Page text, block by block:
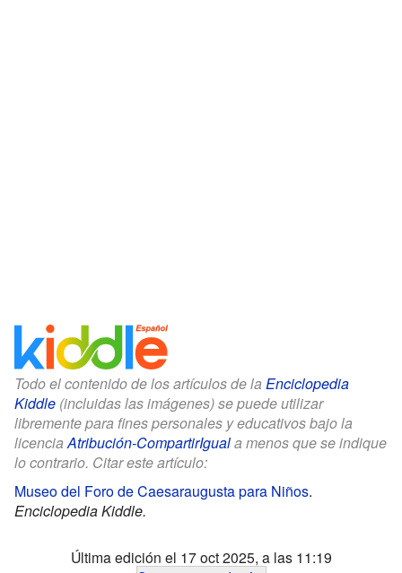
Todo el contenido de los artículos de la Enciclopedia
Kiddle (incluidas las imágenes) se puede utilizar
libremente para fines personales y educativos bajo la
licenciaAtribución-CompartirIguala menos que se indique
lo contrario. Citar este artículo:
Museo del Foro de Caesaraugusta para Niños.
Enciclopedia Kiddle.
Última edición el 17 oct 2025, a las 11:19